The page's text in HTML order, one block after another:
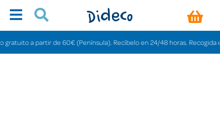
a partir de 60€ (Península). Recíbelo en 24/48 horas. Recogida en